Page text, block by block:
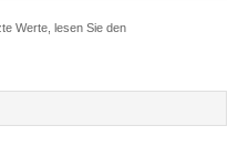
Werte, lesen Sie den